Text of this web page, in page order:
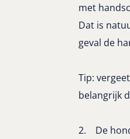
met
Dat is
geval de
Tip:
belangrijk
2. De